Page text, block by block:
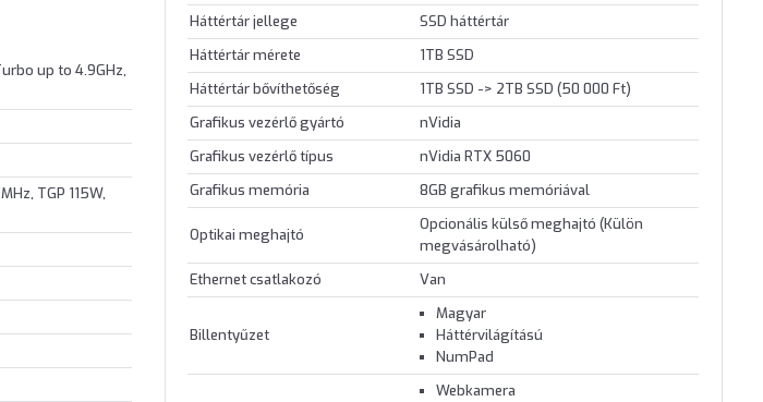
up to 4.9GHz,
TGP 115W,
Háttértár jellege
SSD háttértár
Háttértár mérete
1TB SSD
Háttértár bővíthetőség
1TB SSD -> 2TB SSD (50 000 Ft)
Grafikus vezérlő gyártó
nVidia
Grafikus vezérlő típus
nVidia RTX 5060
Grafikus memória
8GB grafikus memóriával
Optikai meghajtó
Opcionális külső meghajtó (Külön
megvásárolható)
Ethernet csatlakozó
Van
Billentyűzet
Magyar
Háttérvilágítású
NumPad
Webkamera